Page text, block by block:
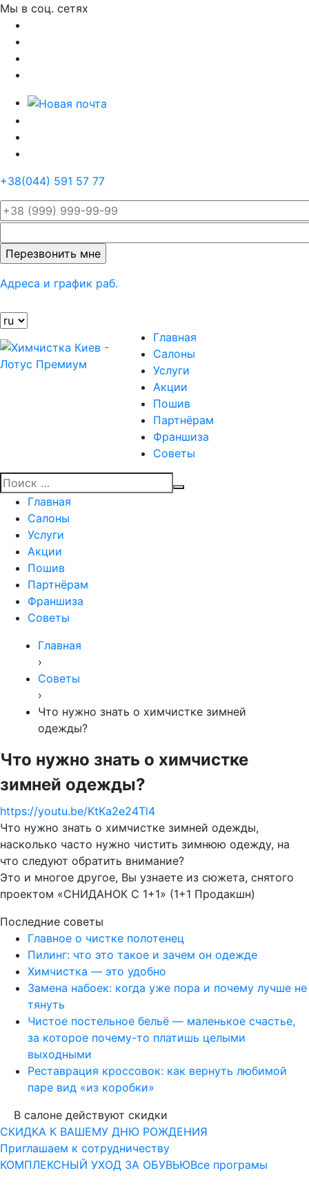
Мы в соц. сетях
+38(044) 591 57 77
это поле
пустым.
Адреса и график раб.
Главная
Салоны
Услуги
Акции
Пошив
Партнёрам
Франшиза
Советы
Главная
Салоны
Услуги
Акции
Пошив
Партнёрам
Франшиза
Советы
Главная
›
Советы
›
Что нужно знать о химчистке зимней
одежды?
Что нужно знать о химчистке
зимней одежды?
https://youtu.be/KtKa2e24Tl4
Что нужно знать о химчистке зимней одежды,
насколько часто нужно чистить зимнюю одежду, на
что следуют обратить внимание?
Это и многое другое, Вы узнаете из сюжета, снятого
проектом «СНИДАНОК С 1+1» (1+1 Продакшн)
Последние советы
Главное о чистке полотенец
Пилинг: что это такое и зачем он одежде
Химчистка — это удобно
Замена набоек: когда уже пора и почему лучше не
тянуть
Чистое постельное бельё — маленькое счастье,
за которое почему-то платишь целыми
выходными
Реставрация кроссовок: как вернуть любимой
паре вид «из коробки»
В салоне действуют скидки
СКИДКА К ВАШЕМУ ДНЮ РОЖДЕНИЯ
Приглашаем к сотрудничеству
КОМПЛЕКСНЫЙ УХОД ЗА ОБУВЬЮВсе програмы